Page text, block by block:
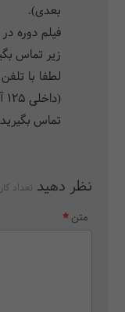
بعدی).
فیلم دوره
زیر تماس
تماس بگیرید
نظر دهید تعداد
متن